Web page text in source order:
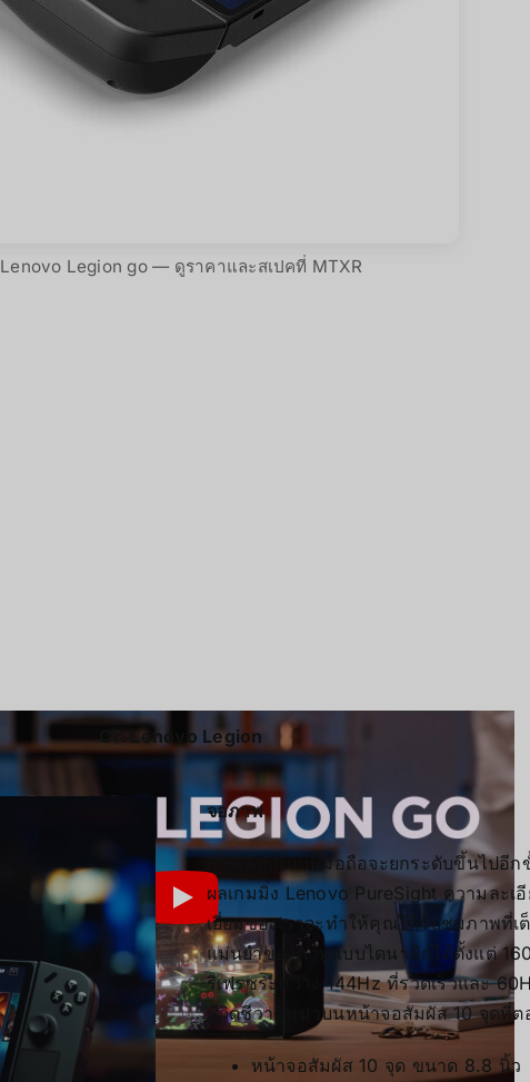
Lenovo Legion go — ดูราคาและสเปคที่ MTXR
Lenovo Legion
จอภาพ
การเล่นเกมบนมือถือจะยกระดับขึ้นไปอี
ผลเกมมิ่ง Lenovo PureSight ความละ
เยี่ยมของเราจะทำให้คุณได้รับชมภาพที่
แม่นยำของภาพแบบไดนามิกได้ตั้งแต่
รีเฟรชระหว่าง 144Hz ที่รวดเร็วและ
ชีวิตชีวาขึ้นมาบนหน้าจอสัมผัส 10 จุดที่ต
หน้าจอสัมผัส 10 จุด ขนาด 8.8 นิ้ว